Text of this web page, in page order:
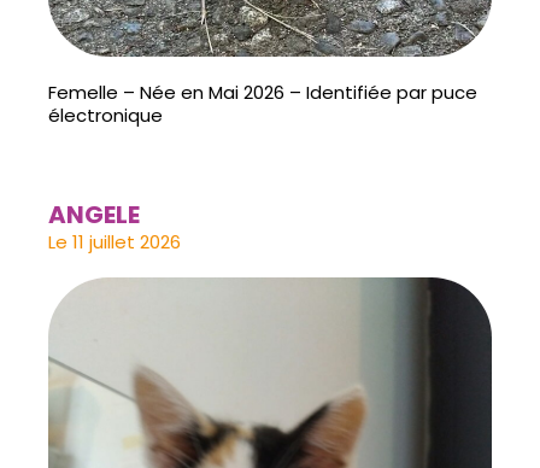
Femelle – Née en Mai 2026 – Identifiée par puce
électronique
ANGELE
Le 11 juillet 2026